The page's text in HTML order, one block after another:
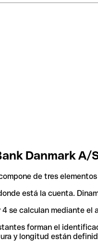
Danmark A/
de tres
está la cuenta.
se calculan mediante
forman el
y longitud están